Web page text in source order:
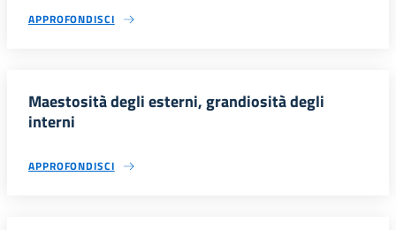
APPROFONDISCI
Maestosità degli esterni, grandiosità degli
interni
APPROFONDISCI